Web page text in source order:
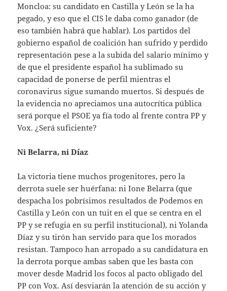
Moncloa: su candidato en Castilla y León se la ha
pegado, y eso que el CIS le daba como ganador (de
eso también habrá que hablar). Los partidos del
gobierno español de coalición han sufrido y perdido
representación pese a la subida del salario mínimo y
de que el presidente español ha sublimado su
capacidad de ponerse de perfil mientras el
coronavirus sigue sumando muertos. Si después de
la evidencia no apreciamos una autocrítica pública
será porque el PSOE ya fía todo al frente contra PP y
Vox. ¿Será suficiente?
Ni Belarra, ni Díaz
La victoria tiene muchos progenitores, pero la
derrota suele ser huérfana: ni Ione Belarra (que
despacha los pobrísimos resultados de Podemos en
Castilla y León con un tuit en el que se centra en el
PP y se refugia en su perfil institucional), ni Yolanda
Díaz y su tirón han servido para que los morados
resistan. Tampoco han arropado a su candidatura en
la derrota porque ambas saben que les basta con
mover desde Madrid los focos al pacto obligado del
PP con Vox. Así desviarán la atención de su acción y